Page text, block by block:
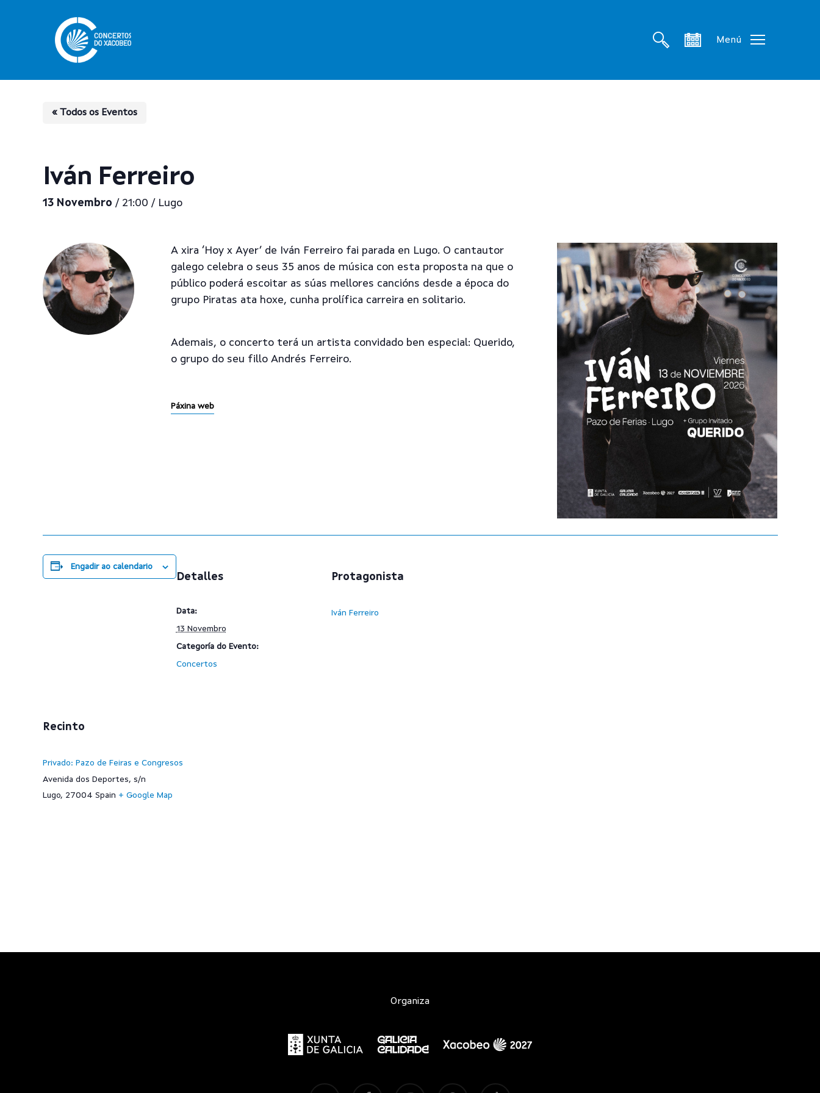
Pulsa enter para buscar
searchaccount
Menú
« Todos os Eventos
Iván Ferreiro
13 Novembro / 21:00 / Lugo
A xira ‘Hoy x Ayer’ de Iván Ferreiro fai parada en Lugo. O cantautor
galego celebra o seus 35 anos de música con esta proposta na que o
público poderá escoitar as súas mellores cancións desde a época do
grupo Piratas ata hoxe, cunha prolífica carreira en solitario.
Ademais, o concerto terá un artista convidado ben especial: Querido,
o grupo do seu fillo Andrés Ferreiro.
Páxina web
Engadir ao calendario
Detalles
Data:
13 Novembro
Categoría do Evento:
Concertos
Protagonista
Iván Ferreiro
Recinto
Privado: Pazo de Feiras e Congresos
Avenida dos Deportes, s/n
Lugo, 27004 Spain + Google Map
Organiza
twitter facebook instagram spotify tiktok